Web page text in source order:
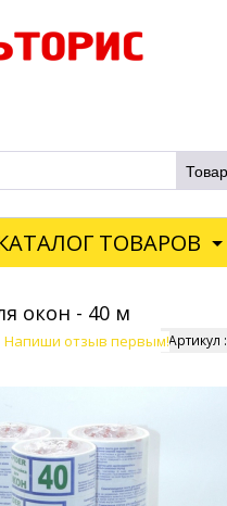
ТОВАРОВ
окон - 40 м
Напиши отзыв первым!Артикул :